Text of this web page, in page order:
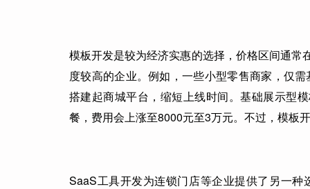
模板开发是较为经济实惠的选择，价格区间通
度较高的企业。例如，一些小型零售商家，仅
搭建起商城平台，缩短上线时间。基础展示型
餐，费用会上涨至8000元至3万元。不过，模板
SaaS工具开发为连锁门店等企业提供了另一